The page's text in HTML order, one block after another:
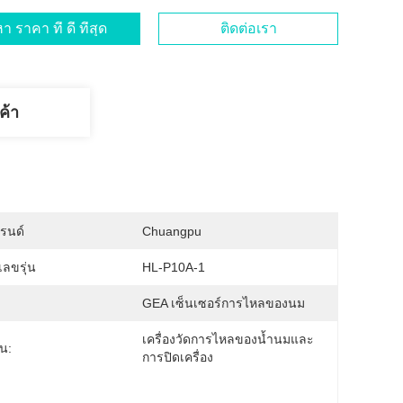
า ราคา ที่ ดี ที่สุด ติดต่อเรา
า
นด์ Chuangpu
ลขรุ่น HL-P10A-1
GEA เซ็นเซอร์การไหลของนม
:
เครื่องวัดการไหลของน้ำนมและ
การปิดเครื่อง